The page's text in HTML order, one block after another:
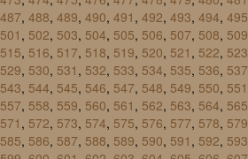
487, 488, 489, 490, 491 , 492, 493, 494, 495
501 , 502, 503, 504, 505, 506, 507, 508, 509
515, 516, 517, 518, 519, 520, 521 , 522, 523
529, 530, 531 , 532, 533, 534, 535, 536, 537
543, 544, 545, 546, 547, 548, 549, 550, 551
557, 558, 559, 560, 561 , 562, 563, 564, 565
571 , 572, 573, 574, 575, 576, 577, 578, 579
585, 586, 587, 588, 589, 590, 591 , 592, 593